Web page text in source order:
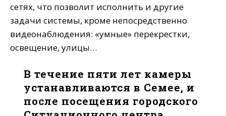
сетях, что позволит исполнить и другие
задачи системы, кроме непосредственно
видеонаблюдения: «умные» перекрестки,
освещение, улицы…
В течение пяти лет камеры
устанавливаются в Семее, и
после посещения городского